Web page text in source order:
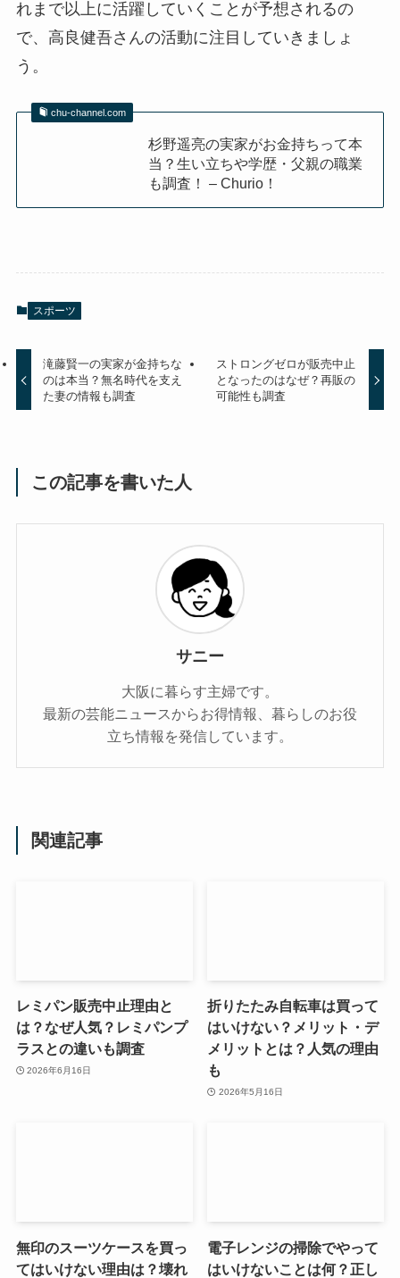
れまで以上に活躍していくことが予想されるの
で、高良健吾さんの活動に注目していきましょ
う。
chu-channel.com
杉野遥亮の実家がお金持ちって本
当？生い立ちや学歴・父親の職業
も調査！ – Churio！
スポーツ
滝藤賢一の実家が金持ちな
のは本当？無名時代を支え
た妻の情報も調査
ストロングゼロが販売中止
となったのはなぜ？再販の
可能性も調査
この記事を書いた人
サニー
大阪に暮らす主婦です。
最新の芸能ニュースからお得情報、暮らしのお役
立ち情報を発信しています。
関連記事
レミパン販売中止理由と
は？なぜ人気？レミパンプ
ラスとの違いも調査
2026年6月16日
折りたたみ自転車は買って
はいけない？メリット・デ
メリットとは？人気の理由
も
2026年5月16日
無印のスーツケースを買っ
てはいけない理由は？壊れ
電子レンジの掃除でやって
はいけないことは何？正し